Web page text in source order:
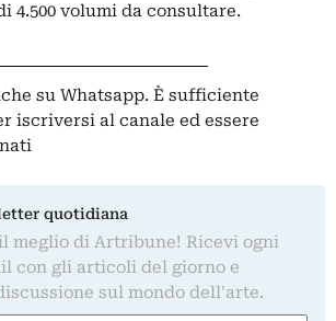
4.500 volumi da consultare.
su Whatsapp. È sufficiente
iscriversi al canale ed essere
quotidiana
meglio di Artribune! Ricevi ogni
con gli articoli del giorno e
sul mondo dell'arte.